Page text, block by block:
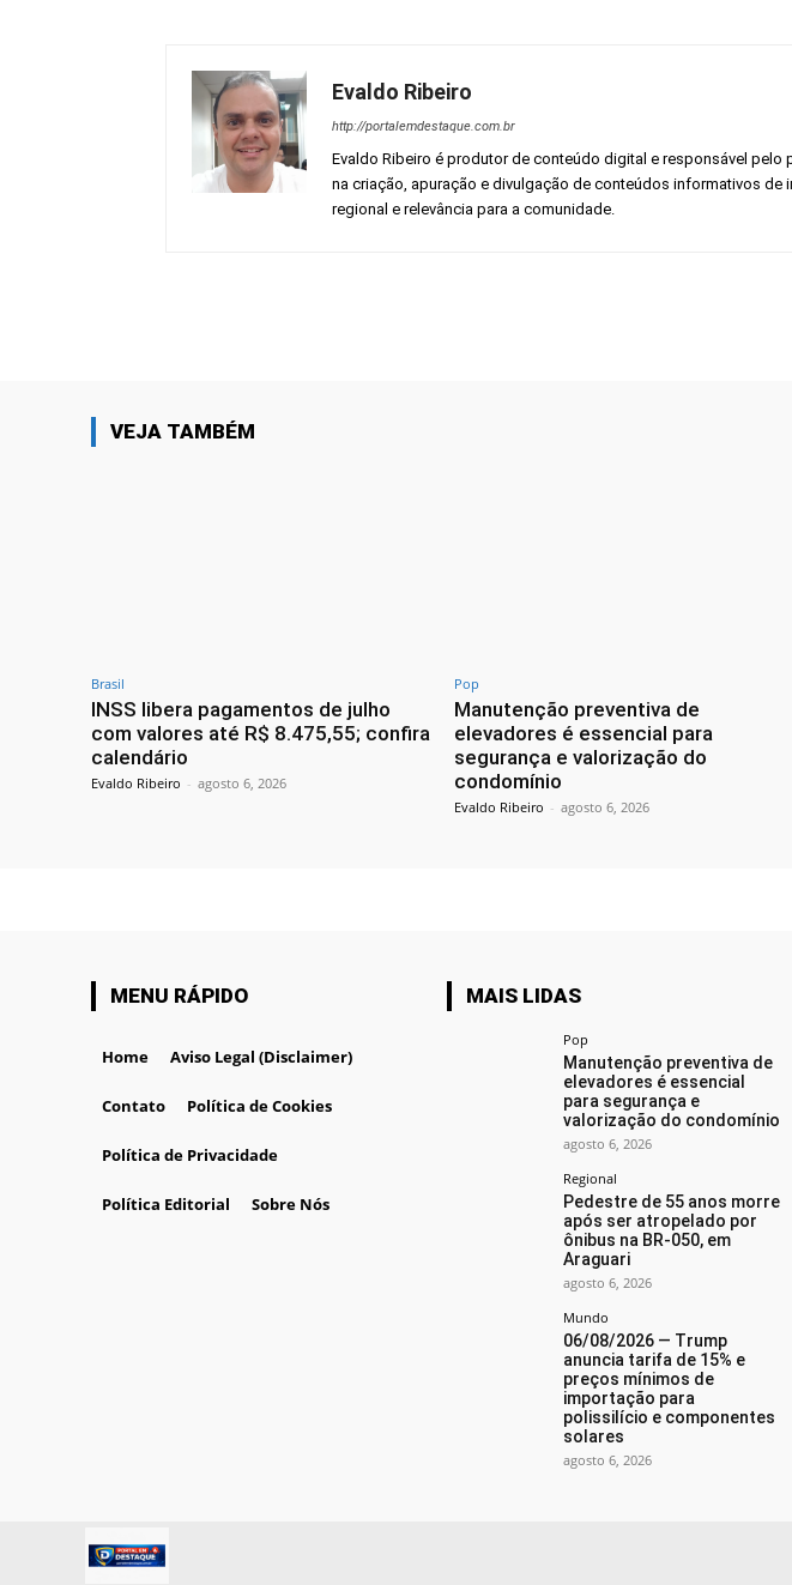
Evaldo Ribeiro
http://portalemdestaque.com.br
Evaldo Ribeiro é produtor de conteúdo digital e responsável pelo
na criação, apuração e divulgação de conteúdos informativos de
regional e relevância para a comunidade.
VEJA TAMBÉM
Brasil
INSS libera pagamentos de julho
com valores até R$ 8.475,55; confira
calendário
Evaldo Ribeiro - agosto 6, 2026
Pop
Manutenção preventiva de
elevadores é essencial para
segurança e valorização do
condomínio
Evaldo Ribeiro - agosto 6, 2026
MENU RÁPIDO
Home Aviso Legal (Disclaimer)
Contato Política de Cookies
Política de Privacidade
Política Editorial Sobre Nós
MAIS LIDAS
Pop
Manutenção preventiva de
elevadores é essencial
para segurança e
valorização do condomínio
agosto 6, 2026
Regional
Pedestre de 55 anos morre
após ser atropelado por
ônibus na BR-050, em
Araguari
agosto 6, 2026
Mundo
06/08/2026 — Trump
anuncia tarifa de 15% e
preços mínimos de
importação para
polissilício e componentes
solares
agosto 6, 2026